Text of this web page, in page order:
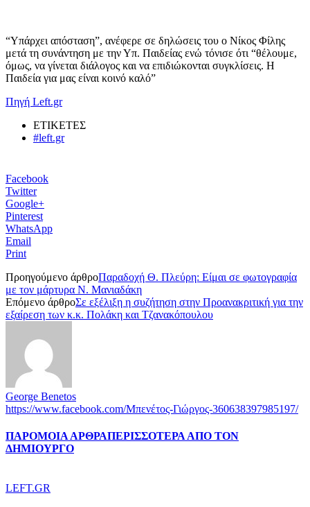
“Υπάρχει απόσταση”, ανέφερε σε δηλώσεις του ο Νίκος Φίλης
μετά τη συνάντηση με την Υπ. Παιδείας ενώ τόνισε ότι “θέλουμε,
όμως, να γίνεται διάλογος και να επιδιώκονται συγκλίσεις. Η
Παιδεία για μας είναι κοινό καλό”
Πηγή Left.gr
ΕΤΙΚΕΤΕΣ
#left.gr
Facebook
Twitter
Google+
Pinterest
WhatsApp
Email
Print
Προηγούμενο άρθροΠαραδοχή Θ. Πλεύρη: Είμαι σε φωτογραφία
με τον μάρτυρα Ν. Μανιαδάκη
Επόμενο άρθροΣε εξέλιξη η συζήτηση στην Προανακριτική για την
εξαίρεση των κ.κ. Πολάκη και Τζανακόπουλου
George Benetos
https://www.facebook.com/Μπενέτος-Γιώργος-360638397985197/
ΠΑΡΟΜΟΙΑ ΑΡΘΡΑΠΕΡΙΣΣΟΤΕΡΑ ΑΠΟ ΤΟΝ
ΔΗΜΙΟΥΡΓΟ
LEFT.GR